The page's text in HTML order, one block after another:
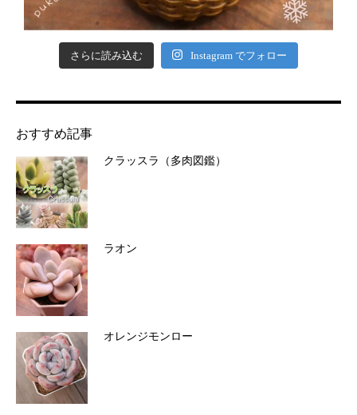
さらに読み込む Instagram でフォロー
おすすめ記事
クラッスラ（多肉図鑑）
ラオン
オレンジモンロー